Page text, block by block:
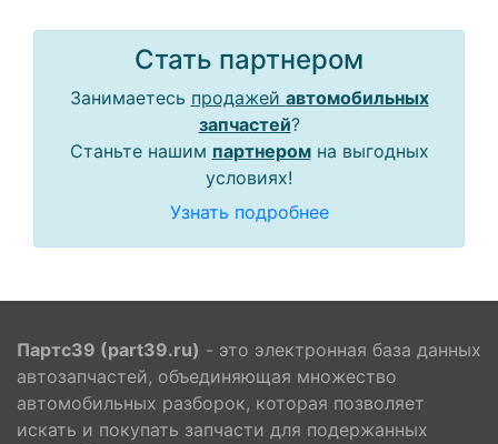
Стать партнером
Занимаетесь продажей автомобильных
запчастей?
Станьте нашим партнеромна выгодных
условиях!
Узнать подробнее
Партс39 (part39.ru) - это электронная база данных
автозапчастей, объединяющая множество
автомобильных разборок, которая позволяет
искать и покупать запчасти для подержанных